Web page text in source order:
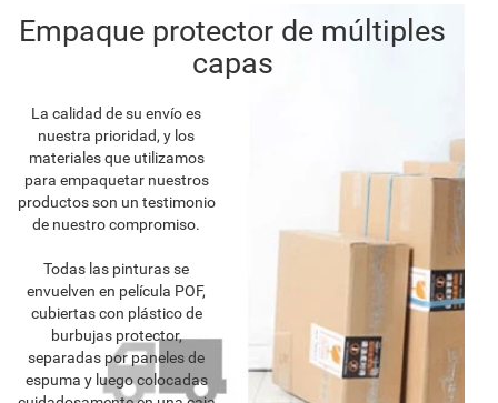
Empaque protector de múltiples
capas
La calidad de su envío es
nuestra prioridad, y los
materiales que utilizamos
para empaquetar nuestros
productos son un testimonio
de nuestro compromiso.
Todas las pinturas se
envuelven en película POF,
cubiertas con plástico de
burbujas protector,
separadas por paneles de
espuma y luego colocadas